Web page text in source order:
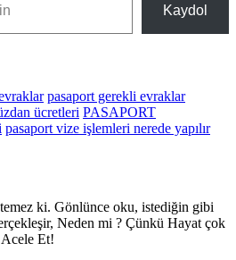
Kaydol
pasaport gerekli evraklar
ücretleri PASAPORT
pasaport vize işlemleri nerede yapılır
ki. Gönlünce oku, istediğin gibi
Neden mi ? Çünkü Hayat çok
Acele Et!